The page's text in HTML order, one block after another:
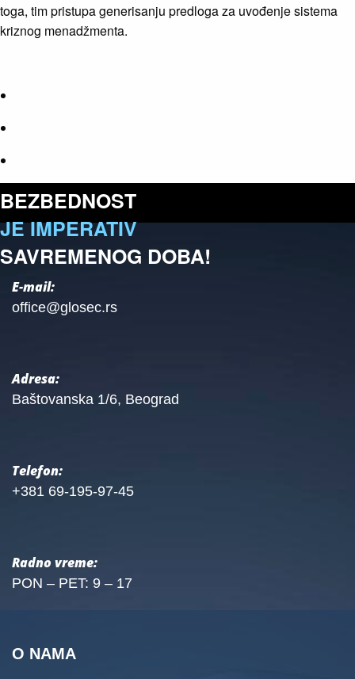
toga, tim pristupa generisanju predloga za uvođenje sistema
kriznog menadžmenta.
BEZBEDNOST
JE IMPERATIV
SAVREMENOG DOBA!
E-mail:
office@glosec.rs
Adresa:
Baštovanska 1/6, Beograd
Telefon:
+381 69-195-97-45
Radno vreme:
PON – PET: 9 – 17
O NAMA